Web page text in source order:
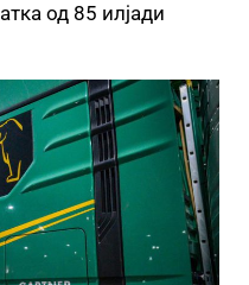
од 85 илјади